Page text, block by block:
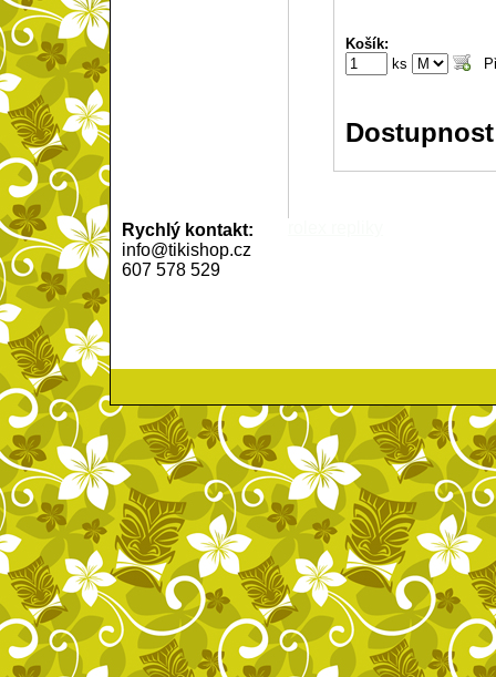
Košík:
ks
Rychlý kontakt:
info@tikishop.cz
607 578 529